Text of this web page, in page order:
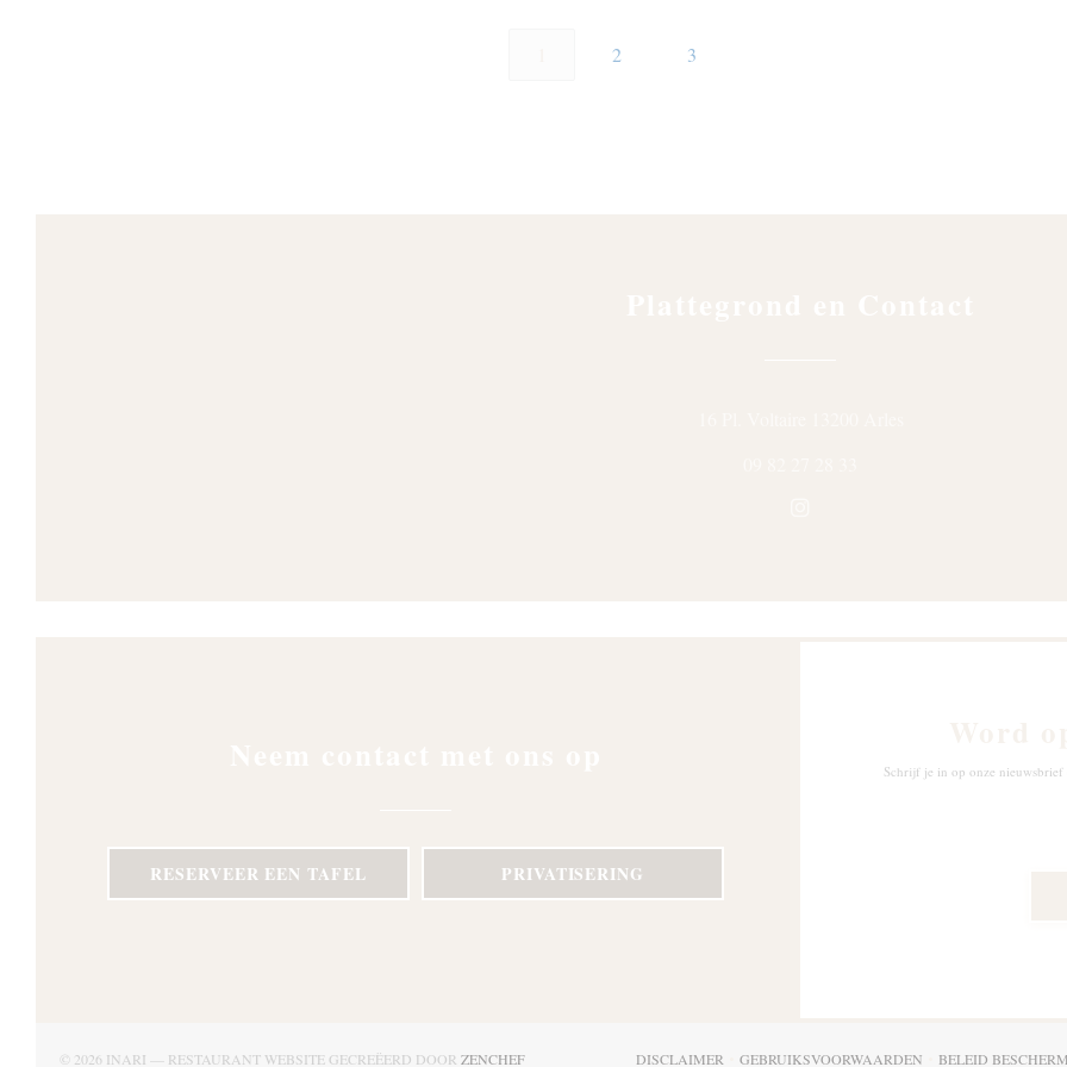
2 3
RESERVEER EEN TAFEL PRIVATISERING
Schrijf je in op onze nieuwsbrief
© 2026 INARI — RESTAURANT WEBSITE GECREËERD DOOR ZENCHEF((OPENT IN EEN NIEUW VENSTER))
DISCLAIMER GEBRUIKSVOORWAARDEN BELEID